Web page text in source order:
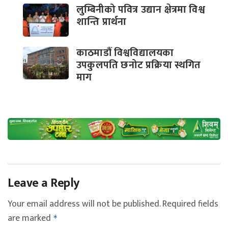
लुम्बिनीको पवित्र उद्यान क्षेत्रमा विश्व
शान्ति प्रार्थना
काठमाडौं विश्वविद्यालयका
उपकुलपति छनोट प्रक्रिया स्थगित
माग
Leave a Reply
Your email address will not be published.Required fields
are marked *